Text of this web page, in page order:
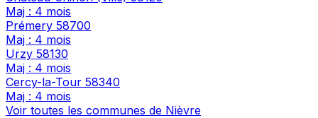
Maj : 4 mois
Prémery 58700
Maj : 4 mois
Urzy 58130
Maj : 4 mois
Cercy-la-Tour 58340
Maj : 4 mois
Voir toutes les communes de Nièvre